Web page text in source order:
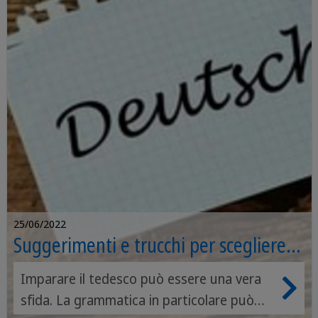
25/06/2022
Suggerimenti e trucchi per scegliere
correttamente gli articoli in tedesco
Imparare il tedesco può essere una vera
sfida. La grammatica in particolare può